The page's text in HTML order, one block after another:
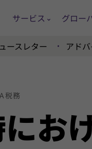
サービス グロー
ースレター アド
お
税務